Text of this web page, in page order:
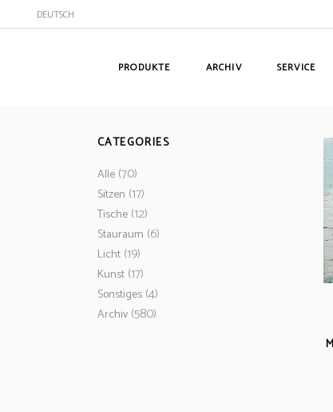
DEUTSCH
PRODUKTE ARCHIV SERVICE
CATEGORIES
Alle (70)
Sitzen (17)
Tische (12)
Stauraum (6)
Licht (19)
Kunst (17)
Sonstiges (4)
Archiv (580)